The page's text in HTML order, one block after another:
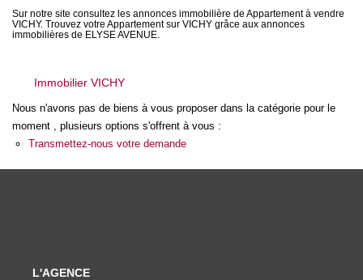
NOTRE AGENCE
Nos Actualités
Créer une alerte
Sur notre site consultez les annonces immobilière de Appartement à vendre
VICHY. Trouvez votre Appartement sur VICHY grâce aux annonces
immobilières de ELYSE AVENUE.
Immobilier VICHY
Nous n'avons pas de biens à vous proposer dans la catégorie pour le
moment , plusieurs options s'offrent à vous :
Transmettez-nous votre demande
L'AGENCE